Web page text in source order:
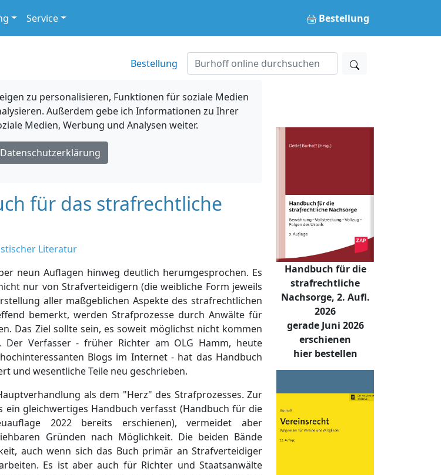
Service Bestellung
Bestellung
zu personalisieren, Funktionen für soziale Medien
Außerdem gebe ich Informationen zu Ihrer
Medien, Werbung und Analysen weiter.
Datenschutzerklärung
für das strafrechtliche
Literatur
neun Auflagen hinweg deutlich herumgesprochen. Es
nur von Strafverteidigern (die weibliche Form jeweils
aller maßgeblichen Aspekte des strafrechtlichen
bemerkt, werden Strafprozesse durch Anwälte für
Das Ziel sollte sein, es soweit möglichst nicht kommen
Verfasser - früher Richter am OLG Hamm, heute
Blogs im Internet - hat das Handbuch
und wesentliche Teile neu geschrieben.
als dem "Herz" des Strafprozesses. Zur
gleichwertiges Handbuch verfasst (Handbuch für die
2022 bereits erschienen), vermeidet aber
Gründen nach Möglichkeit. Die beiden Bände
auch wenn sich das Buch primär an Strafverteidiger
Es ist aber auch für Richter und Staatsanwälte
Handbuch für die
strafrechtliche
Nachsorge, 2. Aufl.
2026
gerade Juni 2026
erschienen
hier bestellen